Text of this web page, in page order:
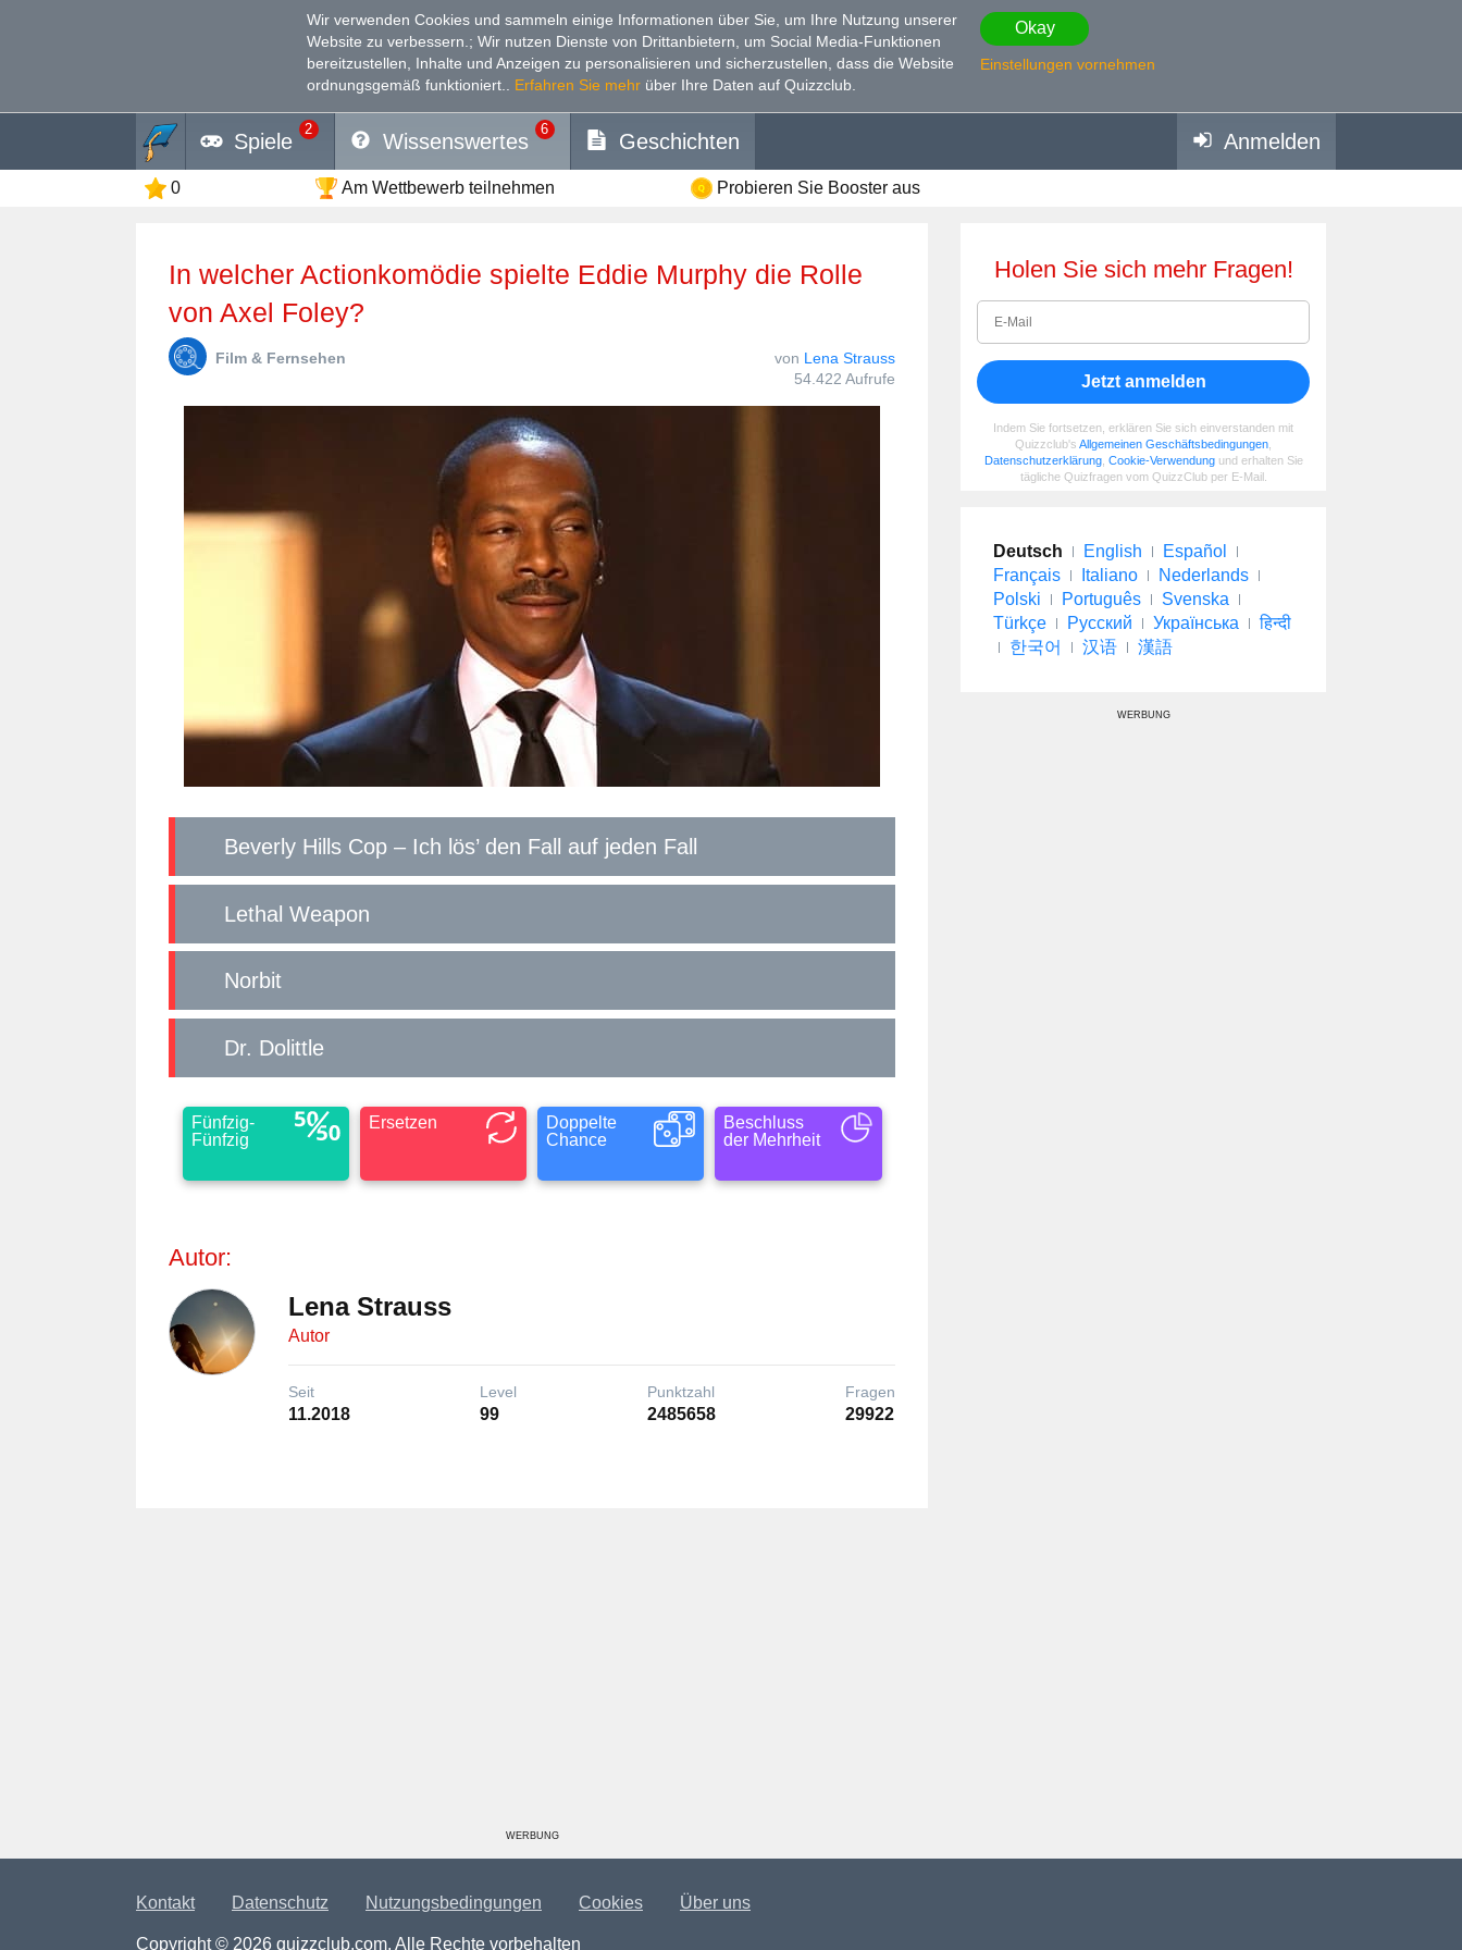
Wir verwenden Cookies und sammeln einige Informationen über Sie, um Ihre Nutzung unserer
Website zu verbessern. ; Wir nutzen Dienste von Drittanbietern, um Social Media-Funktionen
bereitzustellen, Inhalte und Anzeigen zu personalisieren und sicherzustellen, dass die Website
ordnungsgemäß funktioniert.
Erfahren Sie mehr über Ihre Daten auf Quizzclub.
Okay
Einstellungen vornehmen
Spiele
2
Wissenswertes
6
Geschichten Anmelden
0 Am Wettbewerb teilnehmen Probieren Sie Booster aus
In welcher Actionkomödie spielte Eddie Murphy die Rolle
von Axel Foley?
Film & Fernsehen von Lena Strauss
54.422 Aufrufe
Beverly Hills Cop – Ich lös’ den Fall auf jeden Fall
Lethal Weapon
Norbit
Dr. Dolittle
Fünfzig-
Fünfzig
Ersetzen
Doppelte
Chance
Beschluss
der Mehrheit
Autor:
Lena Strauss
Autor
Seit
11.2018
Level
99
Punktzahl
2485658
Fragen
29922
WERBUNG
Holen Sie sich mehr Fragen!
Jetzt anmelden
Indem Sie fortsetzen, erklären Sie sich einverstanden mit
Quizzclub's Allgemeinen Geschäftsbedingungen
Datenschutzerklärung, Cookie-Verwendungund erhalten Sie
tägliche Quizfragen vom QuizzClub per E-Mail.
Deutsch English
Español
Français
Italiano
Nederlands
Polski
Português
Svenska
Türkçe
Русский Українська
हिन्दी
한국어
汉语 漢語
WERBUNG
Kontakt Datenschutz Nutzungsbedingungen Cookies Über uns
Copyright © 2026 quizzclub.com. Alle Rechte vorbehalten